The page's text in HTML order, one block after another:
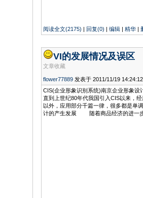
阅读全文(2175) | 回复(0) | 编辑| 精华|
VI的发展情况及误区
文章收藏
flower77889发表于 2011/11/19 14:24:12
CIS(企业形象识别系统)南京企业形象设
直到上世纪80年代我国引入CIS以来，
以外，应用部分千篇一律，很多都是单
计的产生发展 随着商品经济的进一步